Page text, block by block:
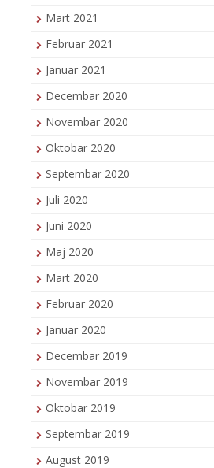
Mart 2021
Februar 2021
Januar 2021
Decembar 2020
Novembar 2020
Oktobar 2020
Septembar 2020
Juli 2020
Juni 2020
Maj 2020
Mart 2020
Februar 2020
Januar 2020
Decembar 2019
Novembar 2019
Oktobar 2019
Septembar 2019
August 2019